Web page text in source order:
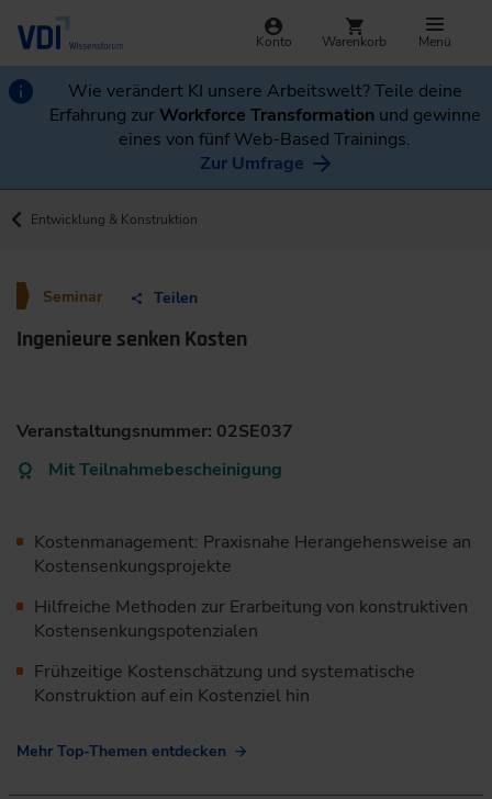
Konto Warenkorb Menü
Wie verändert KI unsere Arbeitswelt? Teile deine
Erfahrung zurWorkforce Transformation und gewinne
eines von fünf Web-Based Trainings.
Zur Umfrage
Entwicklung & Konstruktion
Seminar Teilen
Ingenieure senken Kosten
Veranstaltungsnummer: 02SE037
Mit Teilnahmebescheinigung
Kostenmanagement: Praxisnahe Herangehensweise an
Kostensenkungsprojekte
Hilfreiche Methoden zur Erarbeitung von konstruktiven
Kostensenkungspotenzialen
Frühzeitige Kostenschätzung und systematische
Konstruktion auf ein Kostenziel hin
Mehr Top-Themen entdecken